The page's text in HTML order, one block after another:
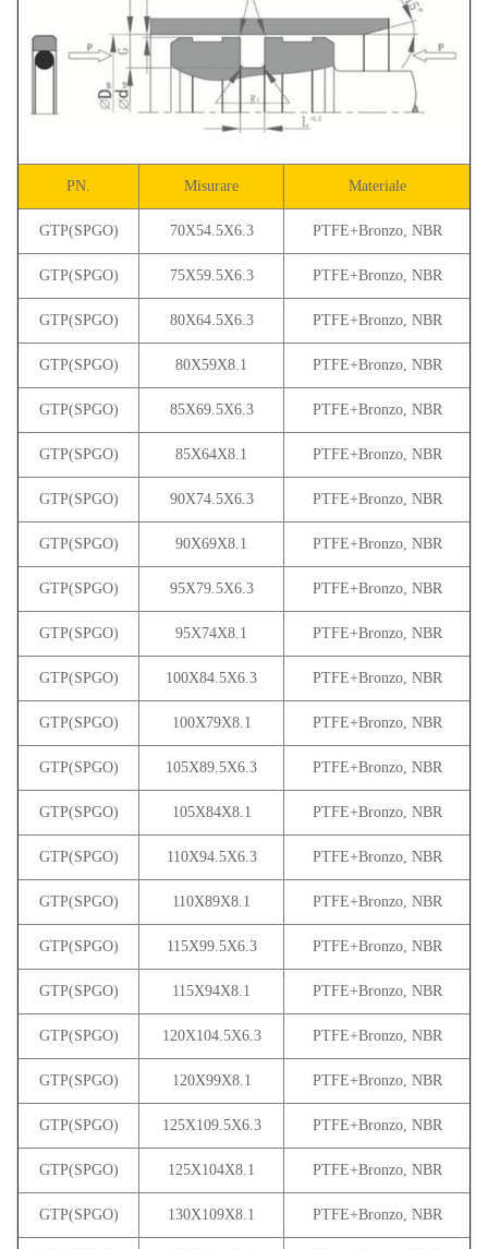
PN. Misurare Materiale
GTP(SPGO) 70X54.5X6.3 PTFE+Bronzo, NBR
GTP(SPGO) 75X59.5X6.3 PTFE+Bronzo, NBR
GTP(SPGO) 80X64.5X6.3 PTFE+Bronzo, NBR
GTP(SPGO) 80X59X8.1 PTFE+Bronzo, NBR
GTP(SPGO) 85X69.5X6.3 PTFE+Bronzo, NBR
GTP(SPGO) 85X64X8.1 PTFE+Bronzo, NBR
GTP(SPGO) 90X74.5X6.3 PTFE+Bronzo, NBR
GTP(SPGO) 90X69X8.1 PTFE+Bronzo, NBR
GTP(SPGO) 95X79.5X6.3 PTFE+Bronzo, NBR
GTP(SPGO) 95X74X8.1 PTFE+Bronzo, NBR
GTP(SPGO) 100X84.5X6.3 PTFE+Bronzo, NBR
GTP(SPGO) 100X79X8.1 PTFE+Bronzo, NBR
GTP(SPGO) 105X89.5X6.3 PTFE+Bronzo, NBR
GTP(SPGO) 105X84X8.1 PTFE+Bronzo, NBR
GTP(SPGO) 110X94.5X6.3 PTFE+Bronzo, NBR
GTP(SPGO) 110X89X8.1 PTFE+Bronzo, NBR
GTP(SPGO) 115X99.5X6.3 PTFE+Bronzo, NBR
GTP(SPGO) 115X94X8.1 PTFE+Bronzo, NBR
GTP(SPGO) 120X104.5X6.3 PTFE+Bronzo, NBR
GTP(SPGO) 120X99X8.1 PTFE+Bronzo, NBR
GTP(SPGO) 125X109.5X6.3 PTFE+Bronzo, NBR
GTP(SPGO) 125X104X8.1 PTFE+Bronzo, NBR
GTP(SPGO) 130X109X8.1 PTFE+Bronzo, NBR